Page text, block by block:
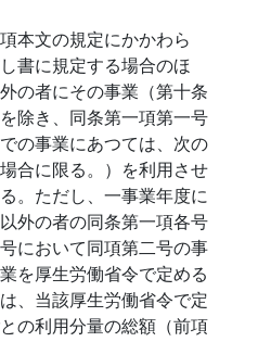
本文の規定にかかわら
書に規定する場合のほ
の者にその事業（第十条
除き、同条第一項第一号
の事業にあつては、次の
合に限る。）を利用させ
。ただし、一事業年度に
外の者の同条第一項各号
において同項第二号の事
を厚生労働省令で定める
、当該厚生労働省令で定
の利用分量の総額（前項